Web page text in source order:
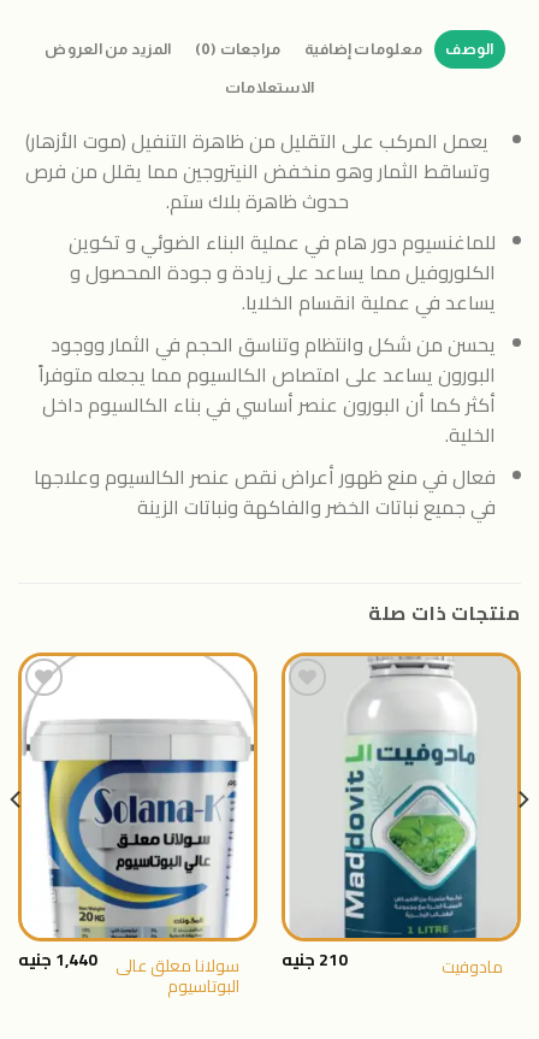
الوصف معلومات إضافية مراجعات (0) المزيد من العروض
الاستعلامات
يعمل المركب على التقليل من ظاهرة التنفيل (موت الأزهار)
وتساقط الثمار وهو منخفض النيتروجين مما يقلل من فرص
حدوث ظاهرة بلاك ستم.
للماغنسيوم دور هام في عملية البناء الضوئي و تكوين
الكلوروفيل مما يساعد على زيادة و جودة المحصول و
يساعد في عملية انقسام الخلايا.
يحسن من شكل وانتظام وتناسق الحجم في الثمار ووجود
البورون يساعد على امتصاص الكالسيوم مما يجعله متوفراً
أكثر كما أن البورون عنصر أساسي في بناء الكالسيوم داخل
الخلية.
فعال في منع ظهور أعراض نقص عنصر الكالسيوم وعلاجها
في جميع نباتات الخضر والفاكهة ونباتات الزينة
منتجات ذات صلة
مادوفيت 210جنيه
اضافة
الى
المنتجات
المفضلة
سولانا معلق عالى
البوتاسيوم
1,440جنيه